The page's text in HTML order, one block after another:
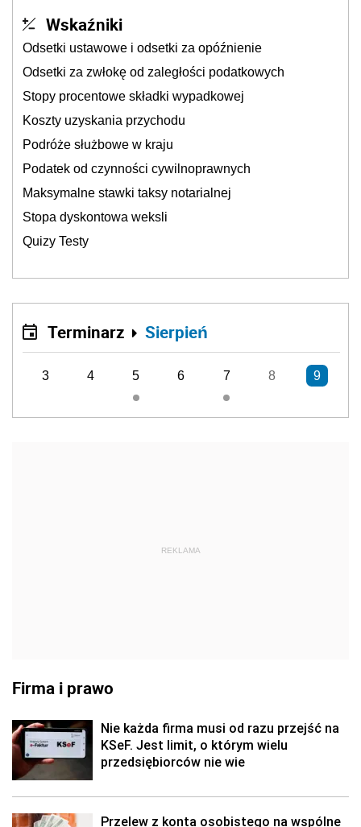
Wskaźniki
Odsetki ustawowe i odsetki za opóźnienie
Odsetki za zwłokę od zaległości podatkowych
Stopy procentowe składki wypadkowej
Koszty uzyskania przychodu
Podróże służbowe w kraju
Podatek od czynności cywilnoprawnych
Maksymalne stawki taksy notarialnej
Stopa dyskontowa weksli
Quizy Testy
Terminarz Sierpień
3 4 5 6 7 8 9
REKLAMA
Firma i prawo
Nie każda firma musi od razu przejść na
KSeF. Jest limit, o którym wielu
przedsiębiorców nie wie
Przelew z konta osobistego na wspólne